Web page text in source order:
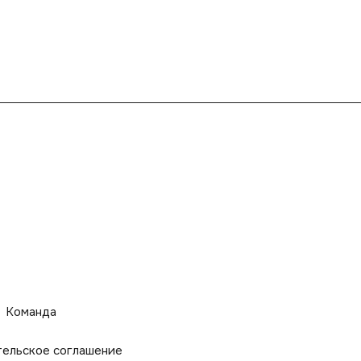
Команда
соглашение